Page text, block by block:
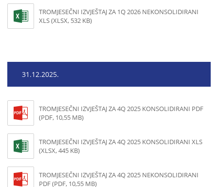
TROMJESEČNI IZVJEŠTAJ ZA 1Q 2026 NEKONSOLIDIRANI
XLS (XLSX, 532 KB)
31.12.2025.
TROMJESEČNI IZVJEŠTAJ ZA 4Q 2025 KONSOLIDIRANI PDF
(PDF, 10,55 MB)
TROMJESEČNI IZVJEŠTAJ ZA 4Q 2025 KONSOLIDIRANI XLS
(XLSX, 445 KB)
TROMJESEČNI IZVJEŠTAJ ZA 4Q 2025 NEKONSOLIDIRANI
PDF (PDF, 10,55 MB)